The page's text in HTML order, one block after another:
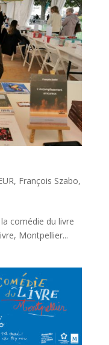
, François Szabo,
comédie du livre
Montpellier...